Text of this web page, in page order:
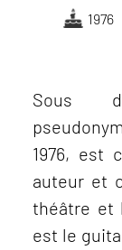
1976
Sous
1976, est
auteur et
théâtre et
est le